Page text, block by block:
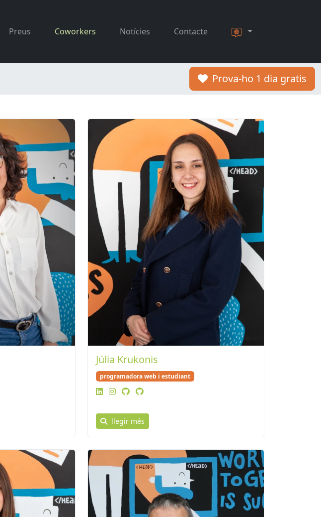
Preus Coworkers Notícies Contacte
Prova-ho 1 dia gratis
Júlia Krukonis
programadora web i estudiant
llegir més